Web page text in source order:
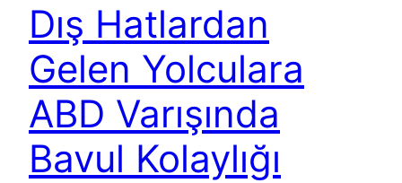
Dış Hatlardan
Gelen Yolculara
ABD Varışında
Bavul Kolaylığı